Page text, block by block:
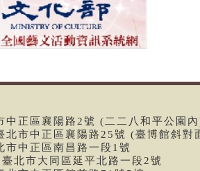
正區襄陽路2號 (二二八和平公園
市中正區襄陽路25號 (臺博館斜對
中正區南昌路一段1號
北市大同區延平北路一段2號